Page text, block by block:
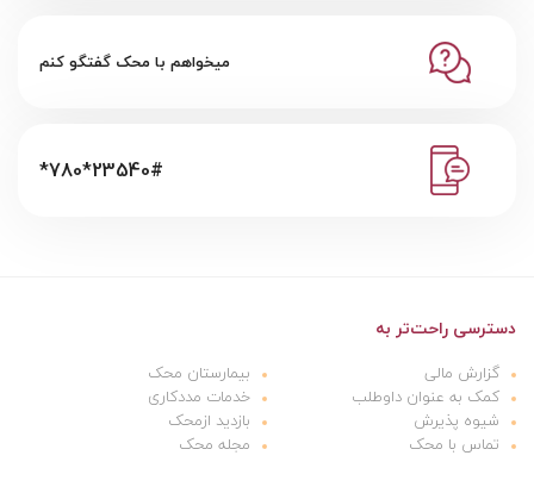
میخواهم با محک گفتگو کنم
*780*23540#
دسترسی راحت‌تر به
گزارش مالی
بیمارستان محک
کمک به عنوان داوطلب
خدمات مددکاری
شیوه پذیرش
بازدید ازمحک
تماس با محک
مجله محک